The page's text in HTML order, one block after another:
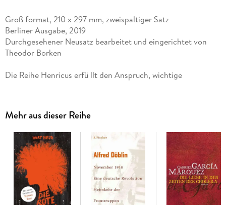
Groß format, 210 x 297 mm, zweispaltiger Satz
Berliner Ausgabe, 2019
Durchgesehener Neusatz bearbeitet und eingerichtet von
Theodor Borken
Die Reihe Henricus erfü llt den Anspruch, wichtige
Quartformat, ermö glicht den ungewö hnlich gü nstigen
Preis. Durch den zweispaltigen Satz mit nur 50 Zeichen pro
Zeile ist die ausgezeichnete Lesbarkeit gewä hrleistet.
Gesetzt in komfortablen 11 Punkten aus einer modernen
Textschrift im Stile der Franzö sischen Renaissance-Antiqua,
der bewä hrten Minion Pro, genü gt das ruhige,
ausgeglichene Schriftbild auch hohen ä sthetischen Ansprü
chen.
Mehr aus dieser Reihe